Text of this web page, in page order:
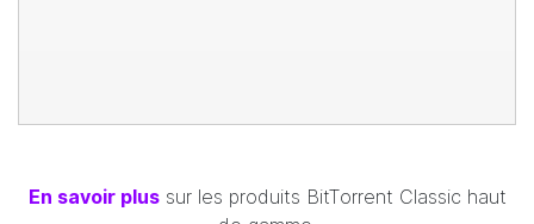
En savoir plus sur les produits BitTorrent Classic haut